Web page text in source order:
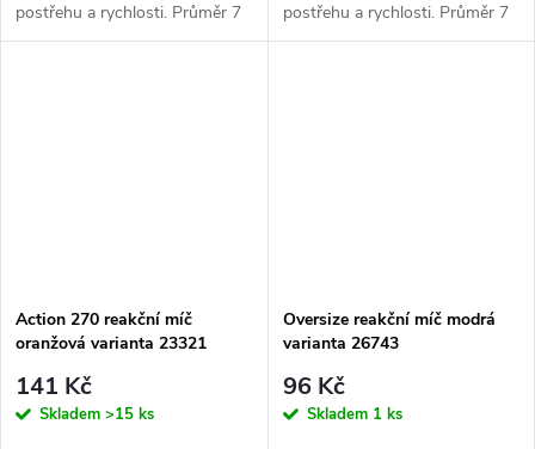
postřehu a rychlosti. Průměr 7
cm.
postřehu a rychlosti. Průměr 7
cm.
Action 270 reakční míč
oranžová varianta 23321
141 Kč
Skladem >15 ks
Oversize reakční míč modrá
varianta 26743
96 Kč
Skladem 1 ks